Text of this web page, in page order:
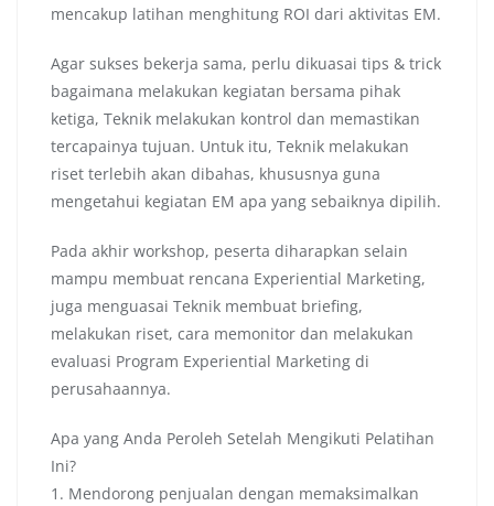
mencakup latihan menghitung ROI dari aktivitas EM.
Agar sukses bekerja sama, perlu dikuasai tips & trick
bagaimana melakukan kegiatan bersama pihak
ketiga, Teknik melakukan kontrol dan memastikan
tercapainya tujuan. Untuk itu, Teknik melakukan
riset terlebih akan dibahas, khususnya guna
mengetahui kegiatan EM apa yang sebaiknya dipilih.
Pada akhir workshop, peserta diharapkan selain
mampu membuat rencana Experiential Marketing,
juga menguasai Teknik membuat briefing,
melakukan riset, cara memonitor dan melakukan
evaluasi Program Experiential Marketing di
perusahaannya.
Apa yang Anda Peroleh Setelah Mengikuti Pelatihan
Ini?
1. Mendorong penjualan dengan memaksimalkan